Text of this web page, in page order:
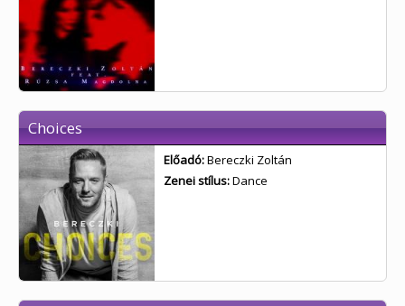
Choices
Előadó:Bereczki Zoltán
Zenei stílus:Dance